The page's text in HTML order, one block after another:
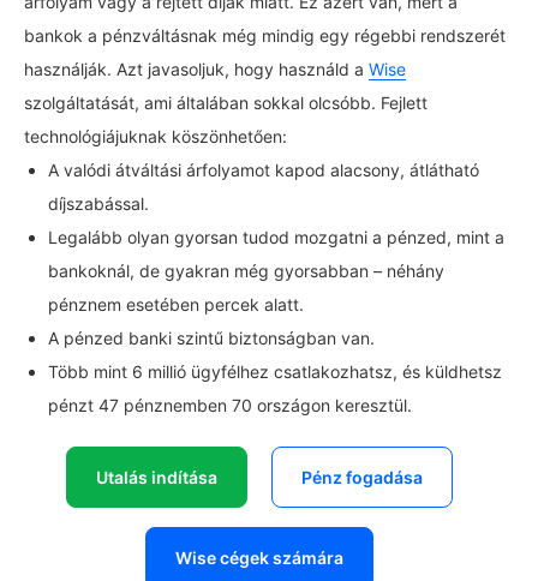
bankok a pénzváltásnak még mindig egy régebbi rendszerét
használják. Azt javasoljuk, hogy használd a Wise
szolgáltatását, ami általában sokkal olcsóbb. Fejlett
technológiájuknak köszönhetően:
A valódi átváltási árfolyamot kapod alacsony, átlátható
díjszabással.
Legalább olyan gyorsan tudod mozgatni a pénzed, mint a
bankoknál, de gyakran még gyorsabban – néhány
pénznem esetében percek alatt.
A pénzed banki szintű biztonságban van.
Több mint 6 millió ügyfélhez csatlakozhatsz, és küldhetsz
pénzt 47 pénznemben 70 országon keresztül.
Utalás indítása Pénz fogadása
Wise cégek számára